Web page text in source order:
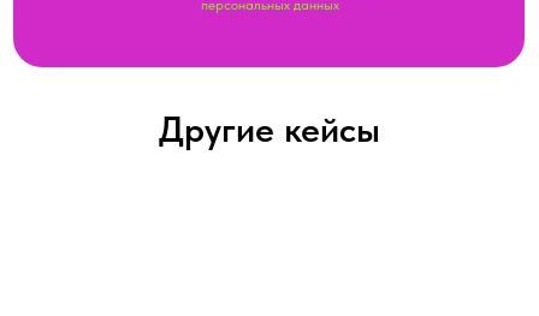
персональных данных
Другие кейсы